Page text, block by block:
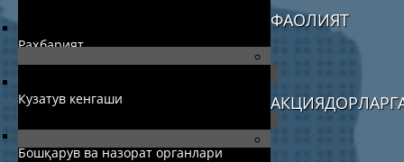
Раҳбарият
Кузатув кенгаши
Бошқарув ва назорат органлари
ФАОЛИЯТ